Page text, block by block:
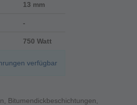
13 mm
-
750 Watt
verfügbar
Bitumendickbeschichtungen,